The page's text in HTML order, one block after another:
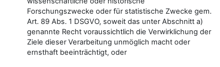
Forschungszwecke oder für statistische Zwecke gem.
Art. 89 Abs. 1 DSGVO, soweit das unter Abschnitt a)
genannte Recht voraussichtlich die Verwirklichung der
Ziele dieser Verarbeitung unmöglich macht oder
ernsthaft beeinträchtigt, oder